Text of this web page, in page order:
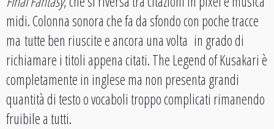
midi. Colonna sonora che fa da sfondo con poche tracce
ma tutte ben riuscite e ancora una volta in grado di
richiamare i titoli appena citati. The Legend of Kusakari è
completamente in inglese ma non presenta grandi
quantità di testo o vocaboli troppo complicati rimanendo
fruibile a tutti.